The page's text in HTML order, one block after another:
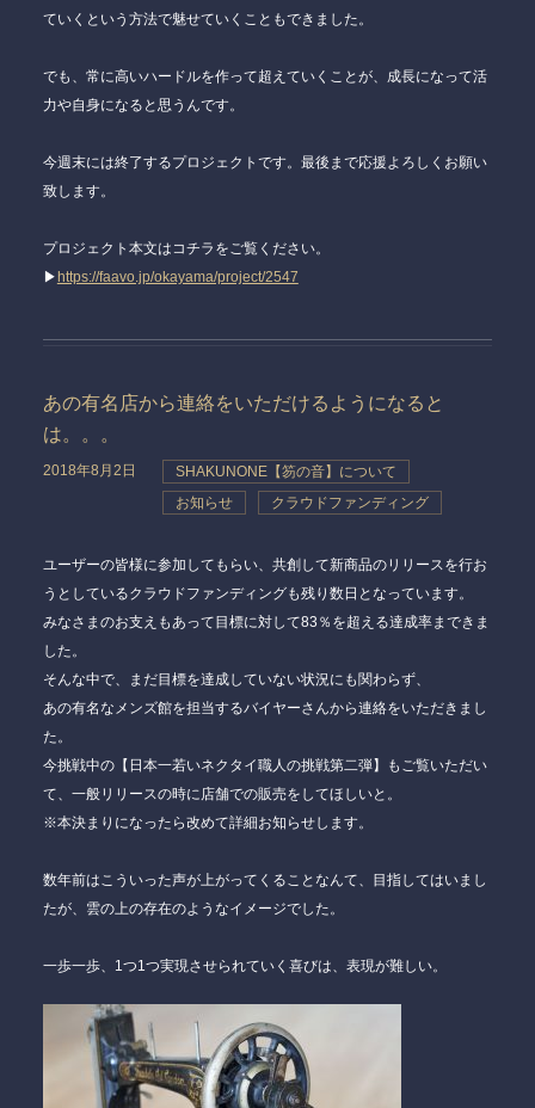
ていくという方法で魅せていくこともできました。
でも、常に高いハードルを作って超えていくことが、成長になって活
力や自身になると思うんです。
今週末には終了するプロジェクトです。最後まで応援よろしくお願い
致します。
プロジェクト本文はコチラをご覧ください。
▶https://faavo.jp/okayama/project/2547
あの有名店から連絡をいただけるようになると
は。。。
2018年8月2日
SHAKUNONE【笏の音】について
お知らせ
クラウドファンディング
ユーザーの皆様に参加してもらい、共創して新商品のリリースを行お
うとしているクラウドファンディングも残り数日となっています。
みなさまのお支えもあって目標に対して83％を超える達成率まできま
した。
そんな中で、まだ目標を達成していない状況にも関わらず、
あの有名なメンズ館を担当するバイヤーさんから連絡をいただきまし
た。
今挑戦中の【日本一若いネクタイ職人の挑戦第二弾】もご覧いただい
て、一般リリースの時に店舗での販売をしてほしいと。
※本決まりになったら改めて詳細お知らせします。
数年前はこういった声が上がってくることなんて、目指してはいまし
たが、雲の上の存在のようなイメージでした。
一歩一歩、1つ1つ実現させられていく喜びは、表現が難しい。